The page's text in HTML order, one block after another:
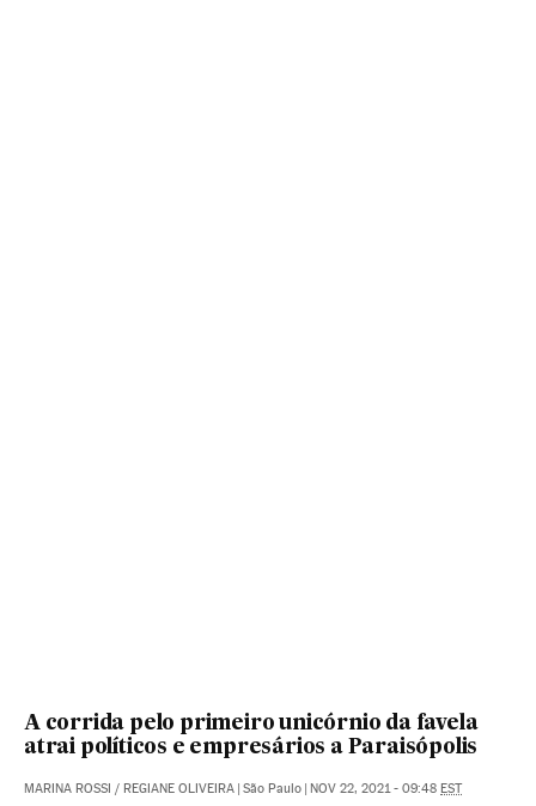
A corrida pelo primeiro unicórnio da favela
atrai políticos e empresários a Paraisópolis
MARINA ROSSI / REGIANE OLIVEIRA São Paulo NOV 22, 2021 - 09:48 EST